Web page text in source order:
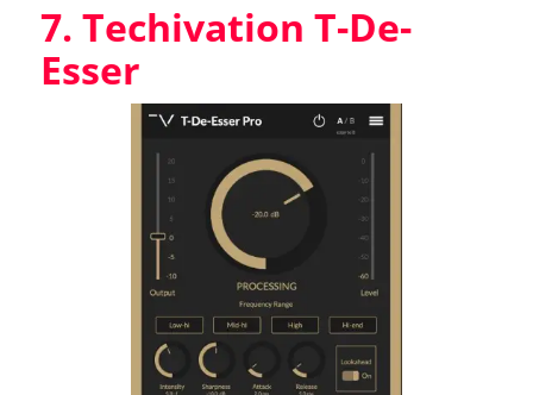
7. Techivation T-De-
Esser